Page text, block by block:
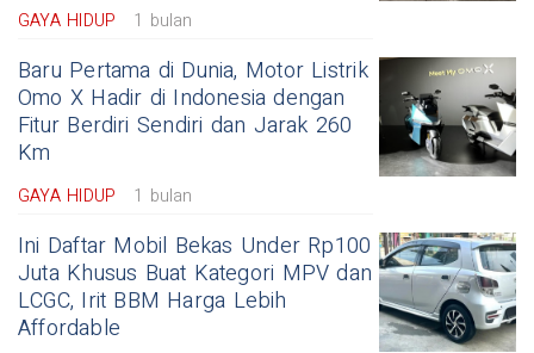
GAYA HIDUP 1 bulan
Baru Pertama di Dunia, Motor Listrik
Omo X Hadir di Indonesia dengan
Fitur Berdiri Sendiri dan Jarak 260
Km
GAYA HIDUP 1 bulan
Ini Daftar Mobil Bekas Under Rp100
Juta Khusus Buat Kategori MPV dan
LCGC, Irit BBM Harga Lebih
Affordable